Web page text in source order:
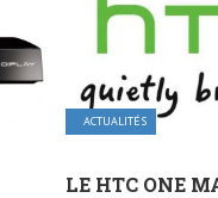
ACTUALITÉS
LE HTC ONE